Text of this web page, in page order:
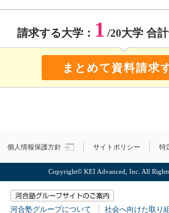
請求する大学： 1 /20大学 合計
まとめて資料請求
個人情報保護方針 サイトポリシー 特
Copyright© KEI Advanced, Inc. All Rights
河合塾グループについて 社会へ向けた取り